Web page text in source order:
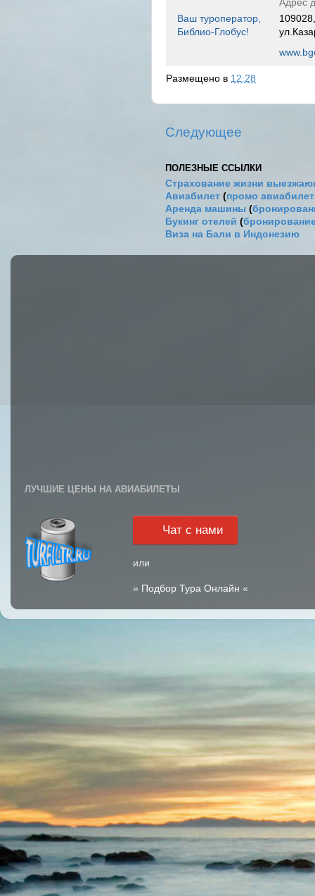
Ваш туроператор,
Библио-Глобус!
Размещено в 12:28
Следующее
ПОЛЕЗНЫЕ ССЫЛКИ
Страхование жизни
Авиабилет (промо
Аренда машины (
Букинг отелей (
Виза на Бали в Индонезию
ЛУЧШИЕ ЦЕНЫ НА АВИАБИЛЕТЫ
Чат с нами
или
» Подбор Тура Онлайн «